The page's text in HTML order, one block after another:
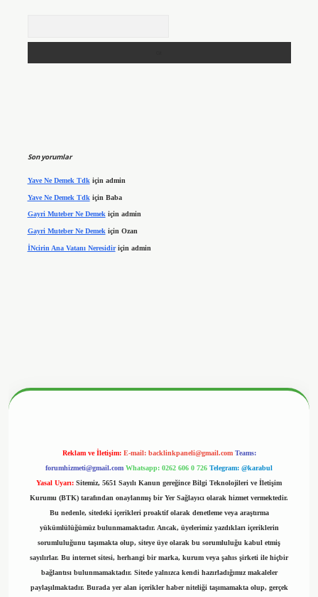
Son yorumlar
Yave Ne Demek Tdk için admin
Yave Ne Demek Tdk için Baba
Gayri Muteber Ne Demekiçin admin
Gayri Muteber Ne Demek için Ozan
İNcirin Ana Vatanı Neresidiriçin admin
Reklam ve İletişim: E-mail: backlinkpaneli@gmail.com Teams:
forumhizmeti@gmail.com Whatsapp: 0262 606 0 726 Telegram: @karabul
Yasal Uyarı: Sitemiz, 5651 Sayılı Kanun gereğince Bilgi Teknolojileri ve İletişim
Kurumu (BTK) tarafından onaylanmış bir Yer Sağlayıcı olarak hizmet vermektedir.
Bu nedenle, sitedeki içerikleri proaktif olarak denetleme veya araştırma
yükümlülüğümüz bulunmamaktadır. Ancak, üyelerimiz yazdıkları içeriklerin
sorumluluğunu taşımakta olup, siteye üye olarak bu sorumluluğu kabul etmiş
sayılırlar. Bu internet sitesi, herhangi bir marka, kurum veya şahıs şirketi ile hiçbir
bağlantısı bulunmamaktadır. Sitede yalnızca kendi hazırladığımız makaleler
paylaşılmaktadır. Burada yer alan içerikler haber niteliği taşımamakta olup, gerçek